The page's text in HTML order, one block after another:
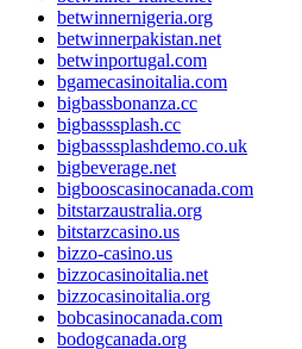
betwinnernigeria.org
betwinnerpakistan.net
betwinportugal.com
bgamecasinoitalia.com
bigbassbonanza.cc
bigbasssplash.cc
bigbasssplashdemo.co.uk
bigbeverage.net
bigbooscasinocanada.com
bitstarzaustralia.org
bitstarzcasino.us
bizzo-casino.us
bizzocasinoitalia.net
bizzocasinoitalia.org
bobcasinocanada.com
bodogcanada.org